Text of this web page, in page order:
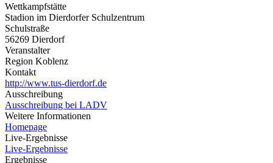
Wettkampfstätte
Stadion im Dierdorfer Schulzentrum
Schulstraße
56269 Dierdorf
Veranstalter
Region Koblenz
Kontakt
http://www.tus-dierdorf.de
Ausschreibung
Ausschreibung bei LADV
Weitere Informationen
Homepage
Live-Ergebnisse
Live-Ergebnisse
Ergebnisse